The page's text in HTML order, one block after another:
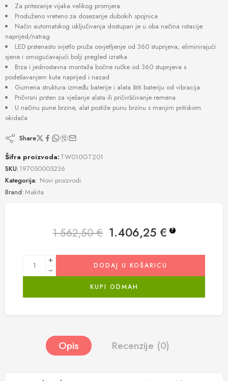
Za pritezanje vijaka velikog promjera
Produženo vreteno za dosezanje dubokih spojnica
Način automatskog isključivanja dostupan je u oba načina rotacije
naprijed/natrag
LED prstenasto svjetlo pruža osvjetljenje od 360 stupnjeva, eliminirajući
sjene i omogućavajući bolji pregled izratka
Brza i jednostavna montaža bočne ručke od 360 stupnjeva s
podešavanjem kuta naprijed i nazad
Gumena struktura između baterije i alata štiti bateriju od vibracija
Pričvrsni prsten za vješanje alata ili pričvršćivanje remena
U načinu pune brzine, alat postiže punu brzinu s manjim pritiskom
okidača
Share
Šifra proizvoda: TW010GT201
SKU: 197050005236
Kategorija: Novi proizvodi
Brand:Makita
1.562,50€ 1.406,25€ ?
DODAJ U KOŠARICU
KUPI ODMAH
Opis Recenzije (0)